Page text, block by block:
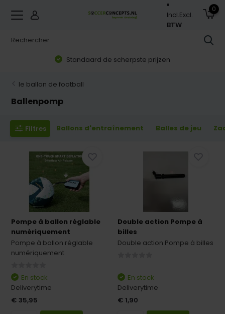
Incl.Excl.
BTW
0
Zorgvuldig geselecteerd assortiment
le ballon de football
Ballenpomp
Filtres Ballons d'entraînement Balles de jeu
Pompe à ballon réglable
numériquement
Pompe à ballon réglable
numériquement
En stock
Deliverytime
€ 35,95
Double action Pompe à
billes
Double action Pompe à billes
En stock
Deliverytime
€ 1,90